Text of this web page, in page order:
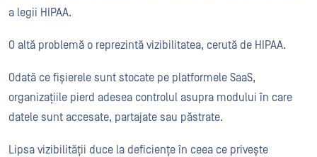
a legii HIPAA.
O altă problemă o reprezintă vizibilitatea, cerută de HIPAA.
Odată ce fișierele sunt stocate pe platformele SaaS,
organizațiile pierd adesea controlul asupra modului în care
datele sunt accesate, partajate sau păstrate.
Lipsa vizibilității duce la deficiențe în ceea ce privește